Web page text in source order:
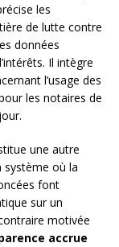
les
de lutte contre
données
Il intègre
l’usage des
les notaires de
une autre
système où la
font
sur un
motivée
accrue